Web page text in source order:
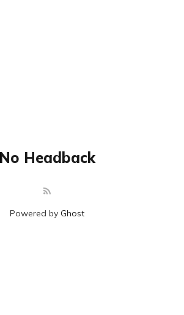
Powered by Ghost
No Headback